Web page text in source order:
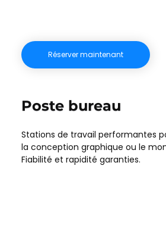
Réserver maintenant
Poste bureau
Stations de travail performantes
la conception graphique ou le
Fiabilité et rapidité garanties.